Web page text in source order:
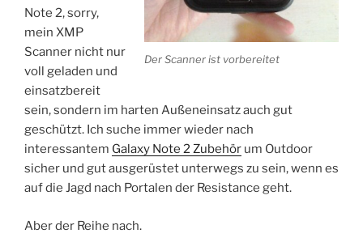
Der Scanner ist vorbereitet
Note 2, sorry,
mein XMP
Scanner nicht nur
voll geladen und
einsatzbereit
sein, sondern im harten Außeneinsatz auch gut
geschützt. Ich suche immer wieder nach
interessantem Galaxy Note 2 Zubehör um Outdoor
sicher und gut ausgerüstet unterwegs zu sein, wenn es
auf die Jagd nach Portalen der Resistance geht.
Aber der Reihe nach.